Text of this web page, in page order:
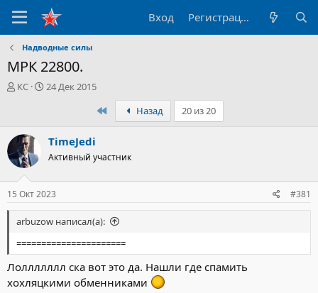
Вход Регистрация
Надводные силы
МРК 22800.
А
р
т
е
м
ы
КС
Д
н
ч
л
а
24 Дек 2015
ПервыйНазад 20 из 20
TimeJedi
Активный участник
15 Окт 2023 #381
arbuzow написал(а):
======================
Лоллллллл ска вот это да. Нашли где спамить
хохляцкими обменниками